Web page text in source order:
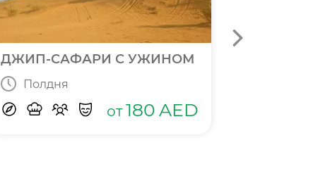
ДЖИП-САФАРИ С УЖИНОМ
Полдня
от 180 AED